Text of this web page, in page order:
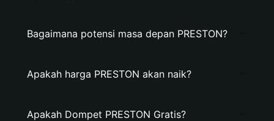
Bagaimana potensi masa depan PRESTON?
Apakah harga PRESTON akan naik?
Apakah Dompet PRESTON Gratis?